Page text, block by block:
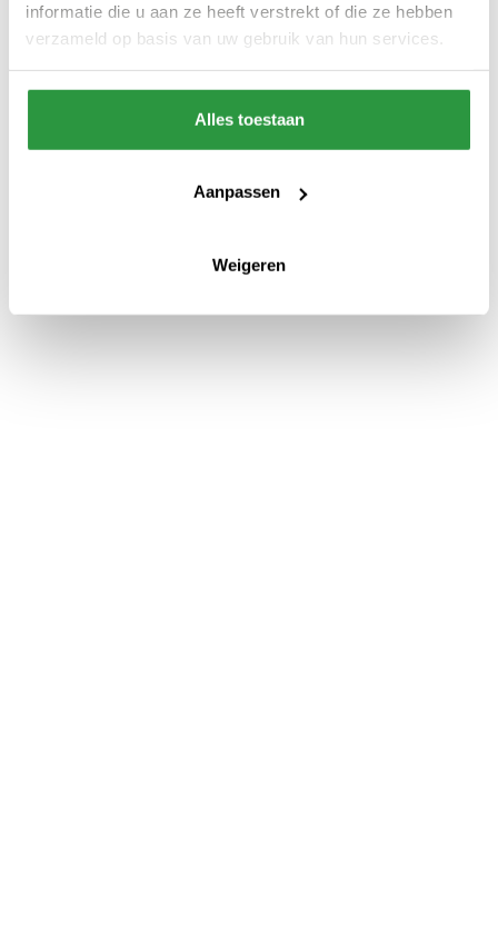
informatie die u aan ze heeft verstrekt of die ze hebben
verzameld op basis van uw gebruik van hun services.
Alles toestaan
Aanpassen
Weigeren